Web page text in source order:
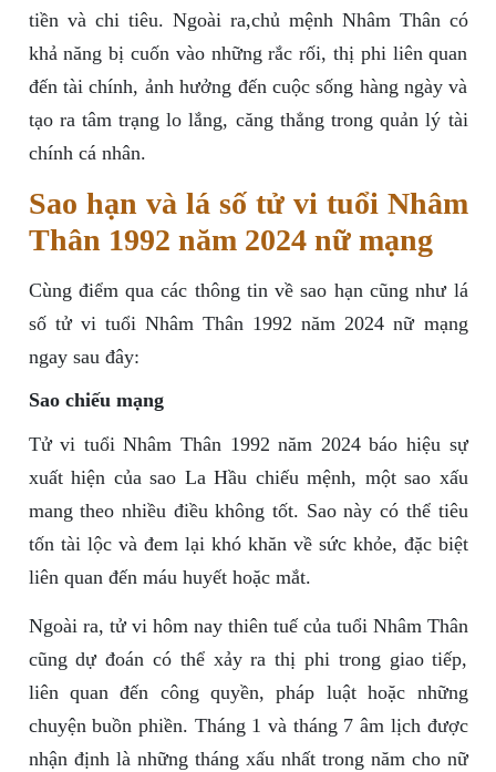
tiền và chi tiêu. Ngoài ra,chủ mệnh Nhâm Thân có
khả năng bị cuốn vào những rắc rối, thị phi liên quan
đến tài chính, ảnh hưởng đến cuộc sống hàng ngày và
tạo ra tâm trạng lo lắng, căng thẳng trong quản lý tài
chính cá nhân.
Sao hạn và lá số tử vi tuổi Nhâm
Thân 1992 năm 2024 nữ mạng
Cùng điểm qua các thông tin về sao hạn cũng như lá
số tử vi tuổi Nhâm Thân 1992 năm 2024 nữ mạng
ngay sau đây:
Sao chiếu mạng
Tử vi tuổi Nhâm Thân 1992 năm 2024 báo hiệu sự
xuất hiện của sao La Hầu chiếu mệnh, một sao xấu
mang theo nhiều điều không tốt. Sao này có thể tiêu
tốn tài lộc và đem lại khó khăn về sức khỏe, đặc biệt
liên quan đến máu huyết hoặc mắt.
Ngoài ra, tử vi hôm nay thiên tuế của tuổi Nhâm Thân
cũng dự đoán có thể xảy ra thị phi trong giao tiếp,
liên quan đến công quyền, pháp luật hoặc những
chuyện buồn phiền. Tháng 1 và tháng 7 âm lịch được
nhận định là những tháng xấu nhất trong năm cho nữ